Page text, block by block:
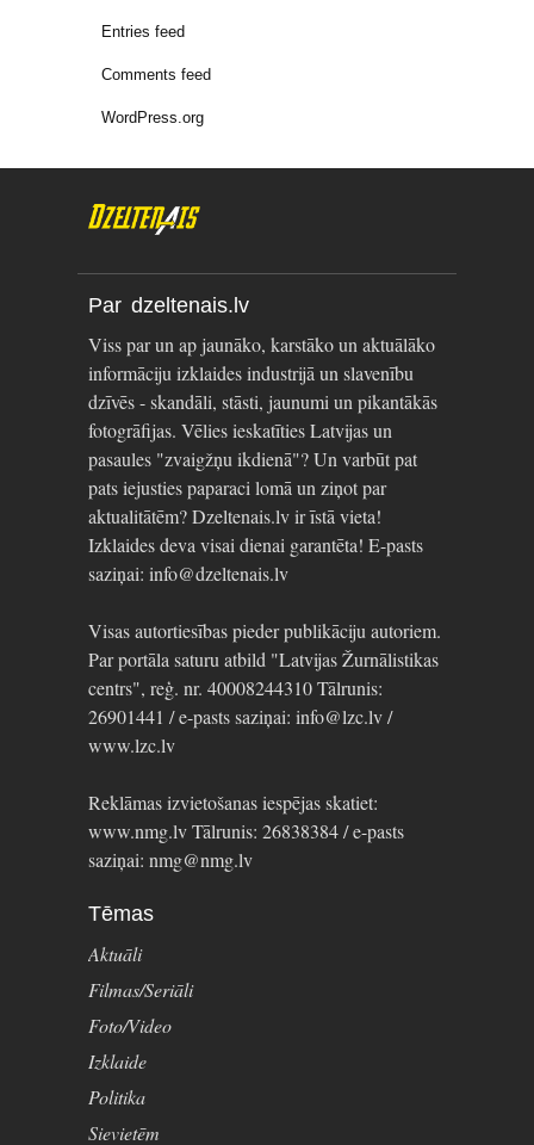
Entries feed
Comments feed
WordPress.org
Par dzeltenais.lv
Viss par un ap jaunāko, karstāko un aktuālāko
informāciju izklaides industrijā un slavenību
dzīvēs - skandāli, stāsti, jaunumi un pikantākās
fotogrāfijas. Vēlies ieskatīties Latvijas un
pasaules "zvaigžņu ikdienā"? Un varbūt pat
pats iejusties paparaci lomā un ziņot par
aktualitātēm? Dzeltenais.lv ir īstā vieta!
Izklaides deva visai dienai garantēta! E-pasts
saziņai: info@dzeltenais.lv
Visas autortiesības pieder publikāciju autoriem.
Par portāla saturu atbild "Latvijas Žurnālistikas
centrs", reģ. nr. 40008244310 Tālrunis:
26901441 / e-pasts saziņai: info@lzc.lv /
www.lzc.lv
Reklāmas izvietošanas iespējas skatiet:
www.nmg.lv Tālrunis: 26838384 / e-pasts
saziņai: nmg@nmg.lv
Tēmas
Aktuāli
Filmas/Seriāli
Foto/Video
Izklaide
Politika
Sievietēm